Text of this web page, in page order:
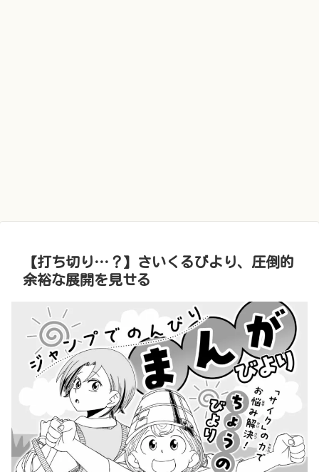
【打ち切り…？】さいくるびより、圧倒的
余裕な展開を見せる